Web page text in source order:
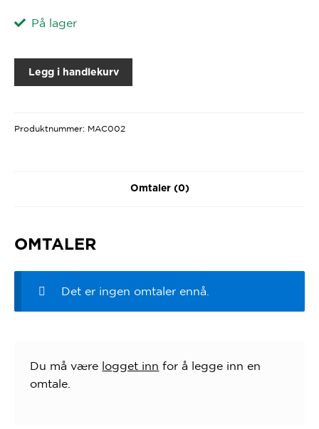
På lager
Legg i handlekurv
Produktnummer: MAC002
Omtaler (0)
OMTALER
Det er ingen omtaler ennå.
Du må være logget inn for å legge inn en
omtale.